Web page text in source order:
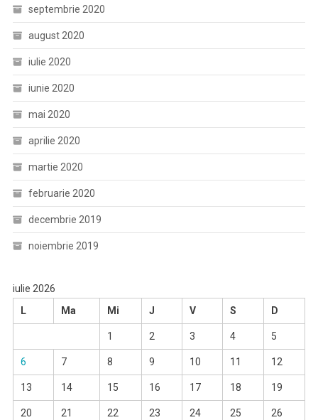
septembrie 2020
august 2020
iulie 2020
iunie 2020
mai 2020
aprilie 2020
martie 2020
februarie 2020
decembrie 2019
noiembrie 2019
iulie 2026
L
Ma Mi J V S D
1 2 3 4 5
6 7 8 9 10 11 12
13 14 15 16 17 18 19
20 21 22 23 24 25 26